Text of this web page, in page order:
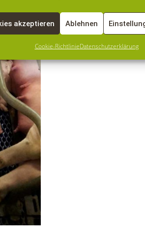
akzeptieren Ablehnen
Cookie-RichtlinieDatenschutzerklärung